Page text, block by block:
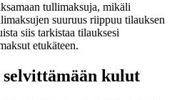
tullimaksuja, mikäli
suuruus riippuu tilauksen
siis tarkistaa tilauksesi
etukäteen.
kulut